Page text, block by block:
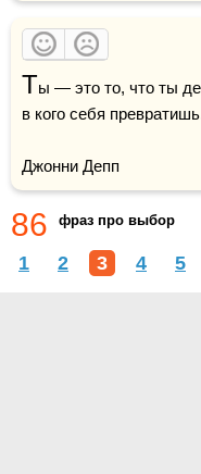
Ты — это то, что ты
в кого себя
Джонни Депп
86 фраз про выбор
1 2 3 4 5